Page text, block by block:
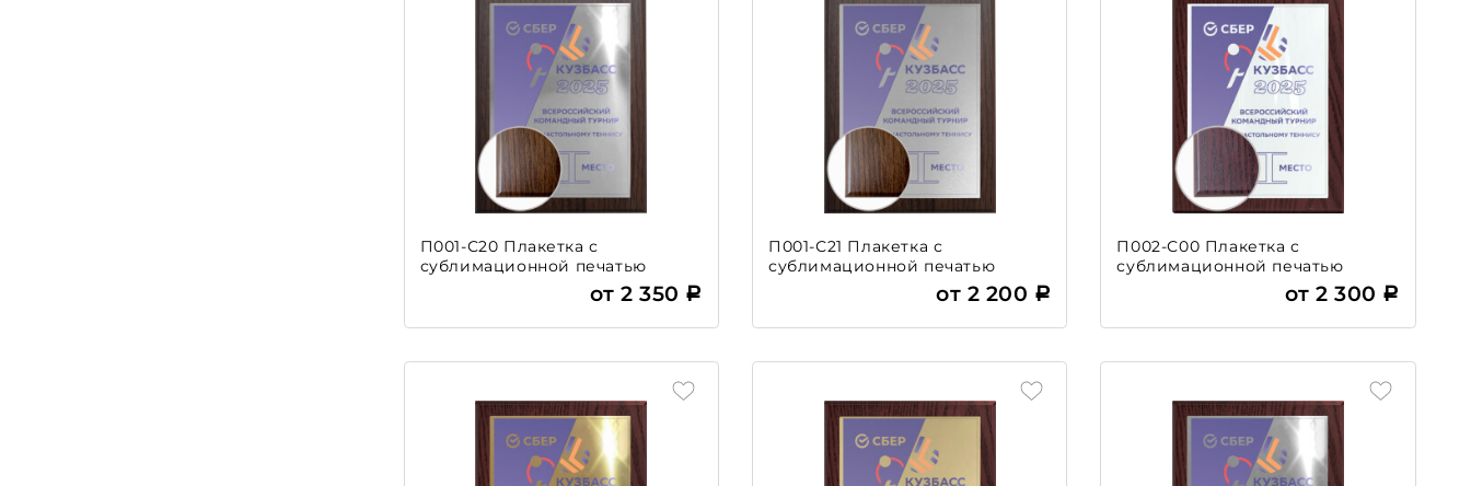
П001-С20 Плакетка с
сублимационной печатью
от 2 350
П001-С21 Плакетка с
сублимационной печатью
от 2 200
П002-С00 Плакетка с
сублимационной печатью
от 2 300